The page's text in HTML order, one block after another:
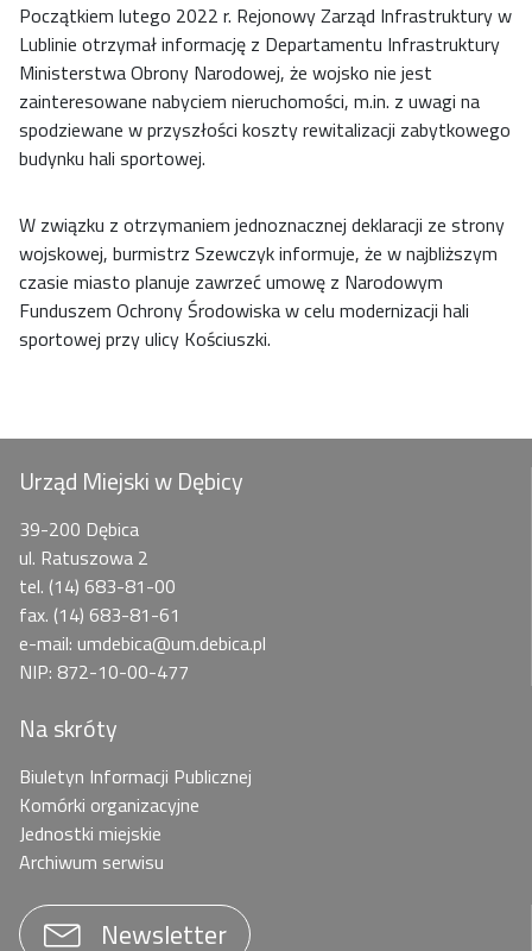
Początkiem lutego 2022 r. Rejonowy Zarząd Infrastruktury w
Lublinie otrzymał informację z Departamentu Infrastruktury
Ministerstwa Obrony Narodowej, że wojsko nie jest
zainteresowane nabyciem nieruchomości, m.in. z uwagi na
spodziewane w przyszłości koszty rewitalizacji zabytkowego
budynku hali sportowej.
W związku z otrzymaniem jednoznacznej deklaracji ze strony
wojskowej, burmistrz Szewczyk informuje, że w najbliższym
czasie miasto planuje zawrzeć umowę z Narodowym
Funduszem Ochrony Środowiska w celu modernizacji hali
sportowej przy ulicy Kościuszki.
Urząd Miejski w Dębicy
39-200 Dębica
ul. Ratuszowa 2
tel. (14) 683-81-00
fax. (14) 683-81-61
e-mail: umdebica@um.debica.pl
NIP: 872-10-00-477
Na skróty
Biuletyn Informacji Publicznej
Komórki organizacyjne
Jednostki miejskie
Archiwum serwisu
Newsletter